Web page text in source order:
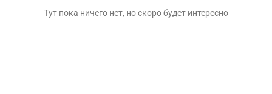
Тут пока ничего нет, но скоро будет интересно